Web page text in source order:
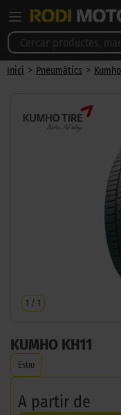
Inici > Pneumàtics > Kumho
1 / 1
KUMHO KH11
Estiu
A partir de